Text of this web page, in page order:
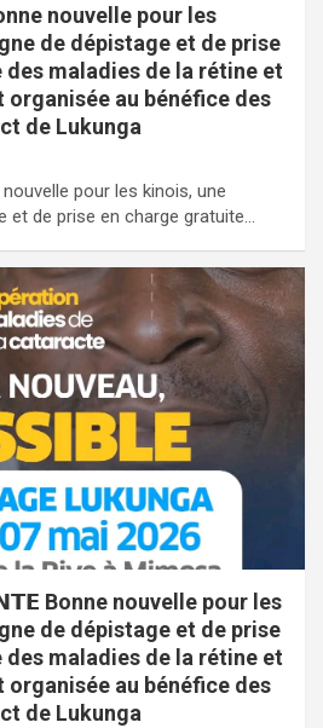
nouvelle pour les
de dépistage et de prise
maladies de la rétine et
au bénéfice des
de Lukunga
pour les kinois, une
et de prise en charge gratuite…
Bonne nouvelle pour les
de dépistage et de prise
maladies de la rétine et
au bénéfice des
de Lukunga